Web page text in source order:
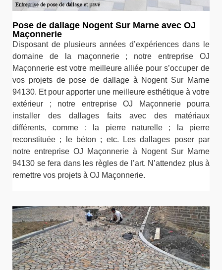
Pose de dallage Nogent Sur Marne avec OJ
Maçonnerie
Disposant de plusieurs années d’expériences dans le
domaine de la maçonnerie ; notre entreprise OJ
Maçonnerie est votre meilleure alliée pour s’occuper de
vos projets de pose de dallage à Nogent Sur Marne
94130. Et pour apporter une meilleure esthétique à votre
extérieur ; notre entreprise OJ Maçonnerie pourra
installer des dallages faits avec des matériaux
différents, comme : la pierre naturelle ; la pierre
reconstituée ; le béton ; etc. Les dallages poser par
notre entreprise OJ Maçonnerie à Nogent Sur Marne
94130 se fera dans les règles de l’art. N’attendez plus à
remettre vos projets à OJ Maçonnerie.